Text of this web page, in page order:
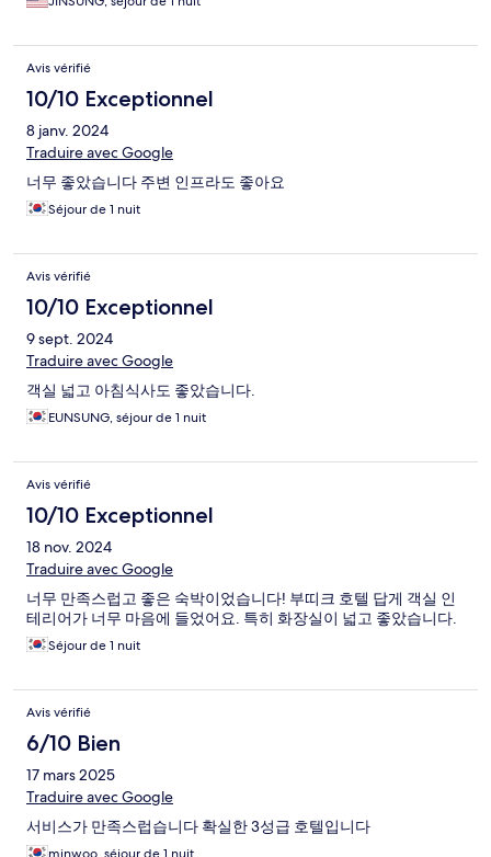
Avis vérifié
10/10 Exceptionnel
8 janv. 2024
Traduire avec Google
너무 좋았습니다 주변 인프라도 좋아요
Séjour de 1 nuit
Avis vérifié
10/10 Exceptionnel
9 sept. 2024
Traduire avec Google
객실 넓고 아침식사도 좋았습니다.
EUNSUNG, séjour de 1 nuit
Avis vérifié
10/10 Exceptionnel
18 nov. 2024
Traduire avec Google
너무 만족스럽고 좋은 숙박이었습니다! 부띠크 호텔 답게 객실 인
테리어가 너무 마음에 들었어요. 특히 화장실이 넓고 좋았습니다.
Séjour de 1 nuit
Avis vérifié
6/10 Bien
17 mars 2025
Traduire avec Google
서비스가 만족스럽습니다 확실한 3성급 호텔입니다